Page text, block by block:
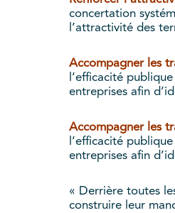
concertation
l’attractivité des
Accompagner les
l’efficacité
entreprises afin
Accompagner les
l’efficacité
entreprises afin
« Derrière toutes
construire leur